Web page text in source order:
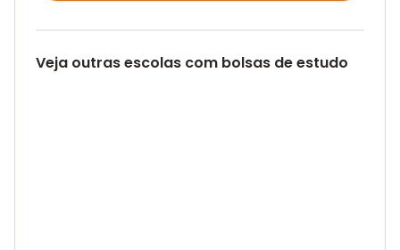
Veja outras escolas com bolsas de estudo